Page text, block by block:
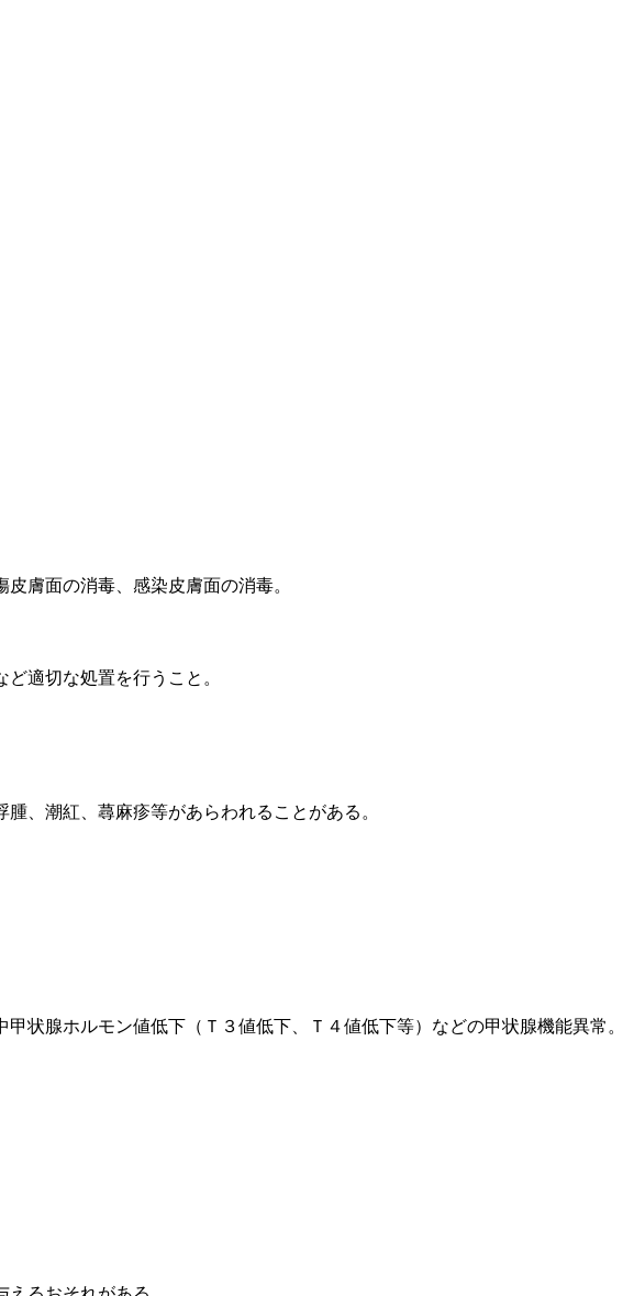
膚面の消毒、感染皮膚面の消毒。
適切な処置を行うこと。
、潮紅、蕁麻疹等があらわれることがある。
状腺ホルモン値低下（Ｔ３値低下、Ｔ４値低下等）などの甲状腺機能異常。